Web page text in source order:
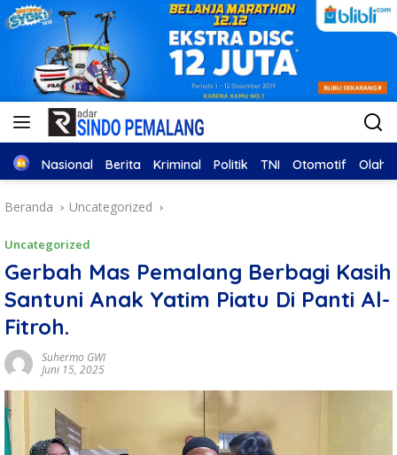
Home
Nasional Berita Kriminal Politik TNI Otomotif
Beranda Uncategorized
Uncategorized
Gerbah Mas Pemalang Berbagi Kasih
Santuni Anak Yatim Piatu Di Panti Al-
Fitroh.
Suhermo GWI
Juni 15, 2025